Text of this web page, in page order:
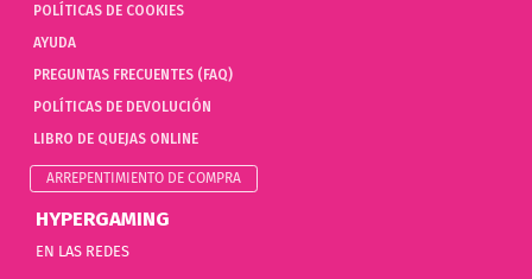
POLÍTICAS DE COOKIES
AYUDA
PREGUNTAS FRECUENTES (FAQ)
POLÍTICAS DE DEVOLUCIÓN
LIBRO DE QUEJAS ONLINE
ARREPENTIMIENTO DE COMPRA
HYPERGAMING
EN LAS REDES